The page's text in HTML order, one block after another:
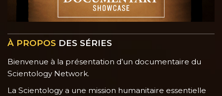
À PROPOS DES SÉRIES
Bienvenue à la présentation d’un documentaire du
Scientology Network.
La Scientology a une mission humanitaire essentielle